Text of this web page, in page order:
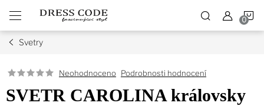
obsah
Svetry
Neohodnoceno Podrobnosti hodnocení
SVETR CAROLINA královsky